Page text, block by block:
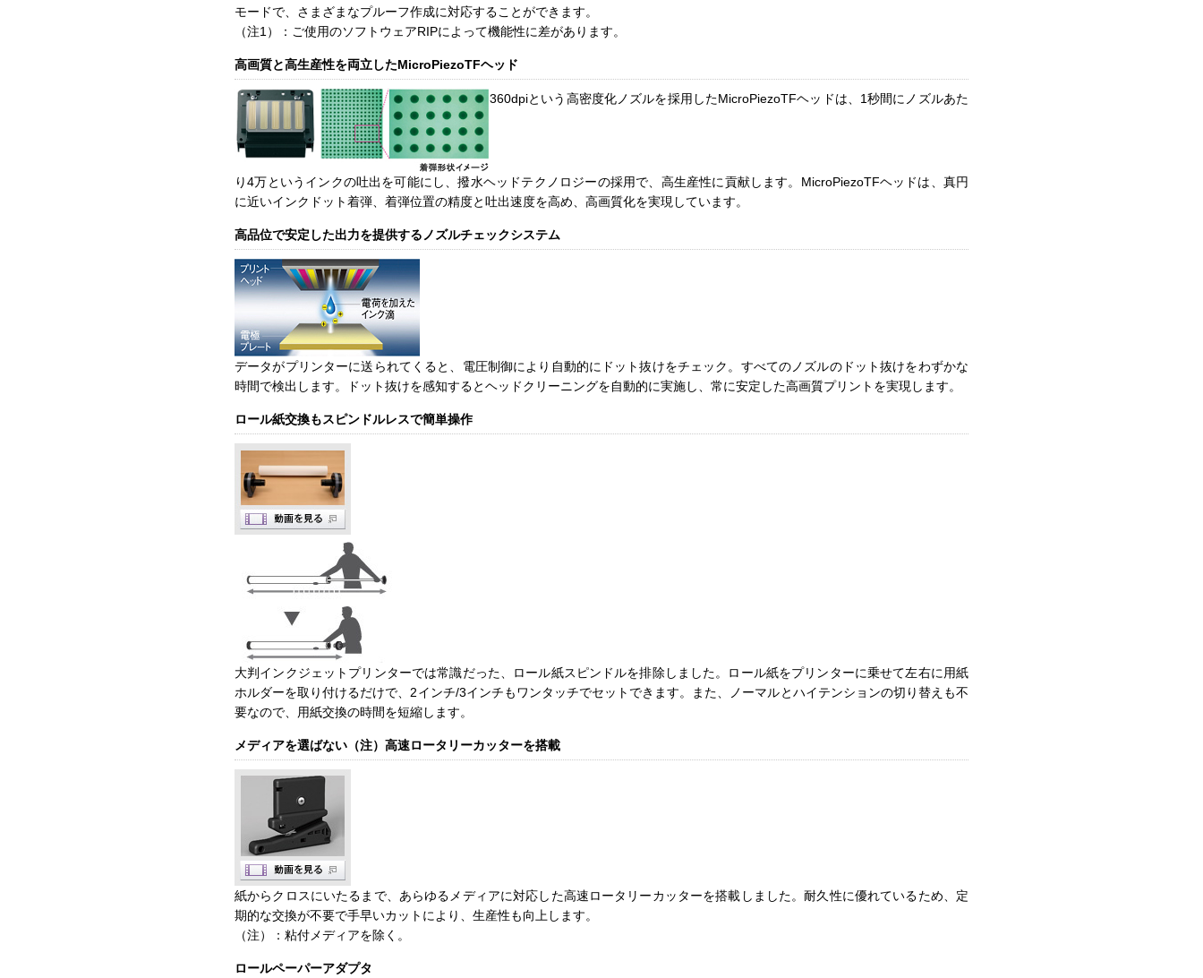
モードで、さまざまなプルーフ作成に対応することができます。
（注1）：ご使用のソフトウェアRIPによって機能性に差があります。
高画質と高生産性を両立したMicroPiezoTFヘッド
360dpiという高密度化ノズルを採用したMicroPiezoTFヘッドは、1秒間にノズルあた
り4万というインクの吐出を可能にし、撥水ヘッドテクノロジーの採用で、高生産性に貢献します。MicroPiezoTFヘッドは、真円
に近いインクドット着弾、着弾位置の精度と吐出速度を高め、高画質化を実現しています。
高品位で安定した出力を提供するノズルチェックシステム
データがプリンターに送られてくると、電圧制御により自動的にドット抜けをチェック。すべてのノズルのドット抜けをわずかな
時間で検出します。ドット抜けを感知するとヘッドクリーニングを自動的に実施し、常に安定した高画質プリントを実現します。
ロール紙交換もスピンドルレスで簡単操作
大判インクジェットプリンターでは常識だった、ロール紙スピンドルを排除しました。ロール紙をプリンターに乗せて左右に用紙
ホルダーを取り付けるだけで、2インチ/3インチもワンタッチでセットできます。また、ノーマルとハイテンションの切り替えも不
要なので、用紙交換の時間を短縮します。
メディアを選ばない（注）高速ロータリーカッターを搭載
紙からクロスにいたるまで、あらゆるメディアに対応した高速ロータリーカッターを搭載しました。耐久性に優れているため、定
期的な交換が不要で手早いカットにより、生産性も向上します。
（注）：粘付メディアを除く。
ロールペーパーアダプタ